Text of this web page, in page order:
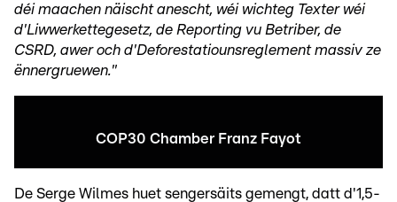
déi maachen näischt anescht, wéi wichteg Texter wéi
d'Liwwerkettegesetz, de Reporting vu Betriber, de
CSRD, awer och d'Deforestatiounsreglement massiv ze
ënnergruewen."
COP30 Chamber Franz Fayot
De Serge Wilmes huet sengersäits gemengt, datt d'1,5-